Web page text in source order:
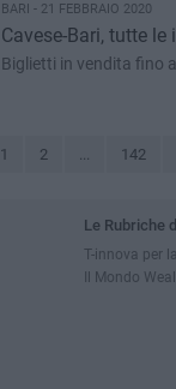
BARI - 21 FEBBRAIO 2020
Cavese-Bari, tutte
Biglietti in vendita fino
1 2 ... 142
Le Rubriche
T-innova per
Il Mondo